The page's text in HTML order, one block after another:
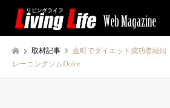
取材記事
金町でダイエット成功者続出
レーニングジムDolce